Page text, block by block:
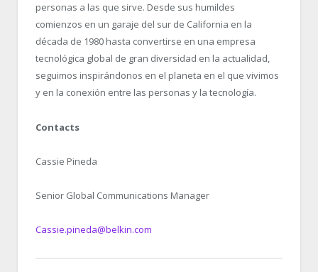
personas a las que sirve. Desde sus humildes
comienzos en un garaje del sur de California en la
década de 1980 hasta convertirse en una empresa
tecnológica global de gran diversidad en la actualidad,
seguimos inspirándonos en el planeta en el que vivimos
y en la conexión entre las personas y la tecnología.
Contacts
Cassie Pineda
Senior Global Communications Manager
Cassie.pineda@belkin.com